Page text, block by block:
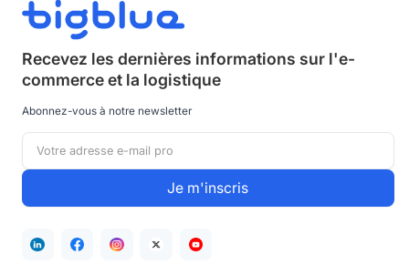
Recevez les dernières informations sur l'e-
commerce et la logistique
Abonnez-vous à notre newsletter